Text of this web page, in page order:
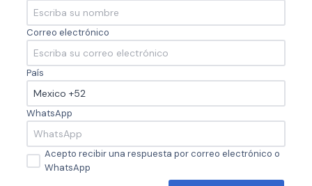
Correo electrónico
País
WhatsApp
Acepto recibir una respuesta por correo electrónico o
WhatsApp